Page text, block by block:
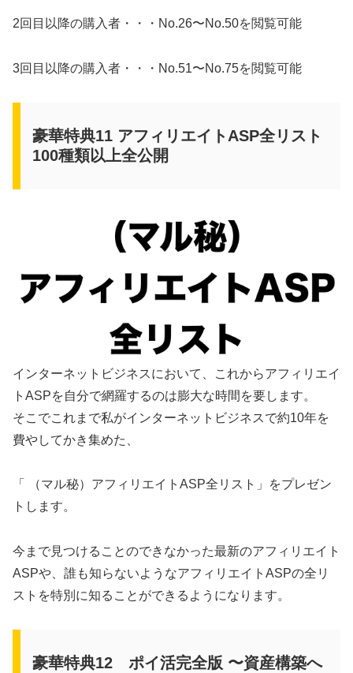
2回目以降の購入者・・・No.26〜No.50を閲覧可能
3回目以降の購入者・・・No.51〜No.75を閲覧可能
豪華特典11 アフィリエイトASP全リスト
100種類以上全公開
インターネットビジネスにおいて、これからアフィリエイ
トASPを自分で網羅するのは膨大な時間を要します。
そこでこれまで私がインターネットビジネスで約10年を
費やしてかき集めた、
「 （マル秘）アフィリエイトASP全リスト」をプレゼン
トします。
今まで見つけることのできなかった最新のアフィリエイト
ASPや、誰も知らないようなアフィリエイトASPの全リ
ストを特別に知ることができるようになります。
豪華特典12 ポイ活完全版 〜資産構築へ